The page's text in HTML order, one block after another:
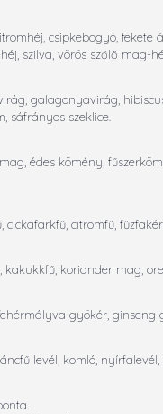
csipkebogyó,
szilva, vörös szőlő mag-
galagonyavirág,
sáfrányos szeklice.
édes kömény,
citromfű,
kakukkfű, koriander mag,
gyökér,
levél, komló, nyírfalevél,